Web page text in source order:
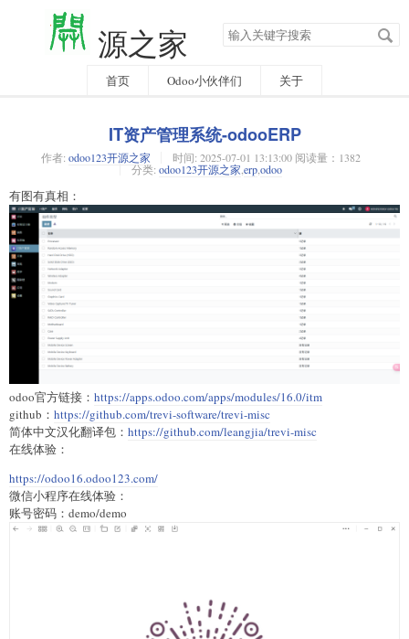
源之家 搜
索
字
首页 Odoo小伙伴们 关于
IT资产管理系统-odooERP
作者: odoo123开源之家 时间: 2025-07-01 13:13:00 阅读量：1382
分类: odoo123开源之家 erpodoo
有图有真相：
odoo官方链接： https://apps.odoo.com/apps/modules/16.0/itm
github： https://github.com/trevi-software/trevi-misc
简体中文汉化翻译包： https://github.com/leangjia/trevi-misc
在线体验：
https://odoo16.odoo123.com/
微信小程序在线体验：
账号密码：demo/demo